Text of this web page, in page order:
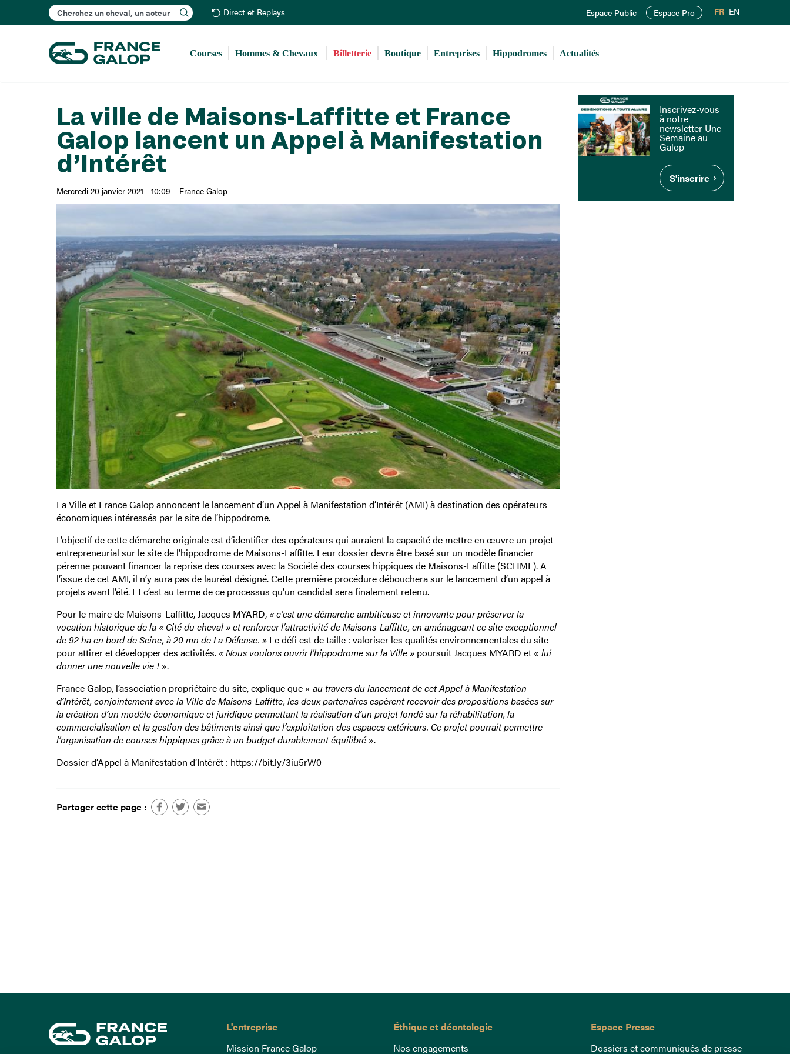
au
principal
Rechercher Direct et Replays Espace Public Espace Pro FR EN
Courses Hommes & Chevaux Billetterie Boutique Entreprises Hippodromes Actualités
La ville de Maisons-Laffitte et France
Galop lancent un Appel à Manifestation
d’Intérêt
Mercredi 20 janvier 2021 - 10:09 France Galop
La Ville et France Galop annoncent le lancement d’un Appel à Manifestation d’Intérêt (AMI) à destination des opérateurs
économiques intéressés par le site de l’hippodrome.
L’objectif de cette démarche originale est d’identifier des opérateurs qui auraient la capacité de mettre en œuvre un projet
entrepreneurial sur le site de l’hippodrome de Maisons-Laffitte. Leur dossier devra être basé sur un modèle financier
pérenne pouvant financer la reprise des courses avec la Société des courses hippiques de Maisons-Laffitte (SCHML). A
l’issue de cet AMI, il n’y aura pas de lauréat désigné. Cette première procédure débouchera sur le lancement d’un appel à
projets avant l’été. Et c’est au terme de ce processus qu’un candidat sera finalement retenu.
Pour le maire de Maisons-Laffitte, Jacques MYARD, « c’est une démarche ambitieuse et innovante pour préserver la
vocation historique de la « Cité du cheval » et renforcer l’attractivité de Maisons-Laffitte, en aménageant ce site exceptionnel
de 92 ha en bord de Seine, à 20 mn de La Défense. »Le défi est de taille : valoriser les qualités environnementales du site
pour attirer et développer des activités. « Nous voulons ouvrir l’hippodrome sur la Ville » poursuit Jacques MYARD et « lui
donner une nouvelle vie !».
France Galop, l’association propriétaire du site, explique que « au travers dulancement de cet Appel à Manifestation
d’Intérêt, conjointement avec la Ville de Maisons-Laffitte, les deux partenaires espèrent recevoir des propositions basées sur
la création d’un modèle économique et juridique permettant la réalisation d’un projet fondé sur la réhabilitation, la
commercialisation et la gestion des bâtiments ainsi que l’exploitation des espaces extérieurs. Ce projet pourrait permettre
l’organisation de courses hippiques grâce à un budget durablement équilibré».
Dossier d’Appel à Manifestation d’Intérêt : https://bit.ly/3iu5rW0
Partager cette page :
Inscrivez-vous
à notre
newsletter Une
Semaine au
Galop
S'inscrire
L'entreprise
Mission France Galop
Éthique et déontologie
Nos engagements
Espace Presse
Dossiers et communiqués de presse